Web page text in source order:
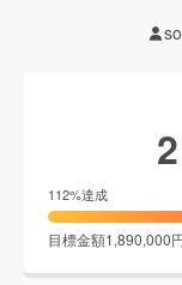
112%達成
目標金額1,890,000